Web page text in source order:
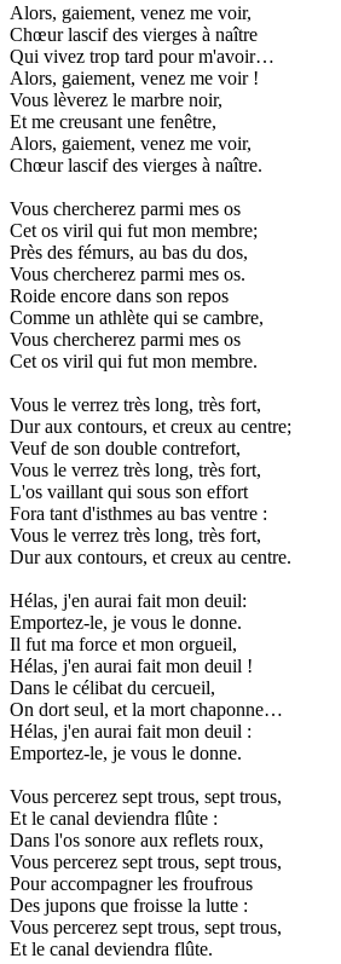
Alors, gaiement, venez me voir,
Chœur lascif des vierges à naître
Qui vivez trop tard pour m'avoir…
Alors, gaiement, venez me voir !
Vous lèverez le marbre noir,
Et me creusant une fenêtre,
Alors, gaiement, venez me voir,
Chœur lascif des vierges à naître.
Vous chercherez parmi mes os
Cet os viril qui fut mon membre;
Près des fémurs, au bas du dos,
Vous chercherez parmi mes os.
Roide encore dans son repos
Comme un athlète qui se cambre,
Vous chercherez parmi mes os
Cet os viril qui fut mon membre.
Vous le verrez très long, très fort,
Dur aux contours, et creux au centre;
Veuf de son double contrefort,
Vous le verrez très long, très fort,
L'os vaillant qui sous son effort
Fora tant d'isthmes au bas ventre :
Vous le verrez très long, très fort,
Dur aux contours, et creux au centre.
Hélas, j'en aurai fait mon deuil:
Emportez-le, je vous le donne.
Il fut ma force et mon orgueil,
Hélas, j'en aurai fait mon deuil !
Dans le célibat du cercueil,
On dort seul, et la mort chaponne…
Hélas, j'en aurai fait mon deuil :
Emportez-le, je vous le donne.
Vous percerez sept trous, sept trous,
Et le canal deviendra flûte :
Dans l'os sonore aux reflets roux,
Vous percerez sept trous, sept trous,
Pour accompagner les froufrous
Des jupons que froisse la lutte :
Vous percerez sept trous, sept trous,
Et le canal deviendra flûte.